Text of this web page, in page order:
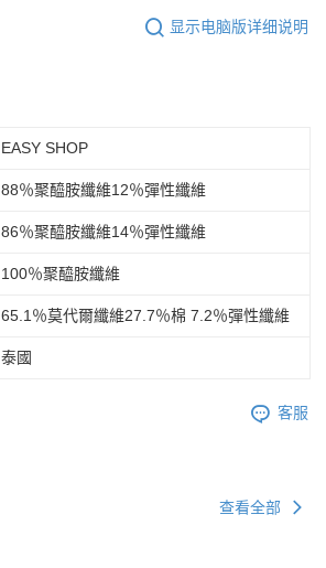
显示电脑版详细说明
EASY SHOP
88％聚醯胺纖維12％彈性纖維
86％聚醯胺纖維14％彈性纖維
100％聚醯胺纖維
65.1％莫代爾纖維27.7％棉 7.2％彈性纖維
泰國
客服
查看全部